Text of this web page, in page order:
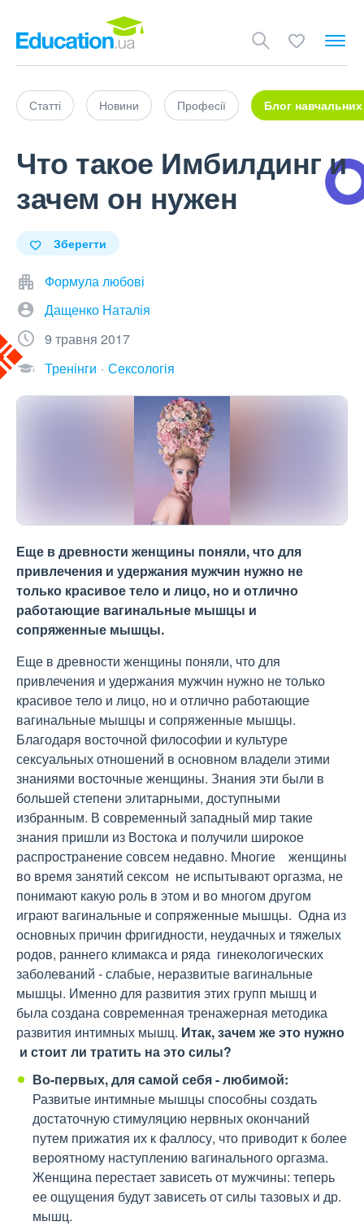
Статті Новини Професії Блог навчальних
Что такое Имбилдинг и
зачем он нужен
Зберегти
Формула любові
Дащенко Наталія
9 травня 2017
Тренінги
Сексологія
Еще в древности женщины поняли, что для
привлечения и удержания мужчин нужно не
только красивое тело и лицо, но и отлично
работающие вагинальные мышцы и
сопряженные мышцы.
Еще в древности женщины поняли, что для
привлечения и удержания мужчин нужно не только
красивое тело и лицо, но и отлично работающие
вагинальные мышцы и сопряженные мышцы.
Благодаря восточной философии и культуре
сексуальных отношений в основном владели этими
знаниями восточные женщины. Знания эти были в
большей степени элитарными, доступными
избранным. В современный западный мир такие
знания пришли из Востока и получили широкое
распространение совсем недавно. Многие женщины
во время занятий сексом не испытывают оргазма, не
понимают какую роль в этом и во многом другом
играют вагинальные и сопряженные мышцы. Одна из
основных причин фригидности, неудачных и тяжелых
родов, раннего климакса и ряда гинекологических
заболеваний - слабые, неразвитые вагинальные
мышцы. Именно для развития этих групп мышц и
была создана современная тренажерная методика
развития интимных мышц. Итак, зачем же это нужно
и стоит ли тратить на это силы?
Во-первых, для самой себя - любимой:
Развитые интимные мышцы способны создать
достаточную стимуляцию нервных окончаний
путем прижатия их к фаллосу, что приводит к более
вероятному наступлению вагинального оргазма.
Женщина перестает зависеть от мужчины: теперь
ее ощущения будут зависеть от силы тазовых и др.
мышц.